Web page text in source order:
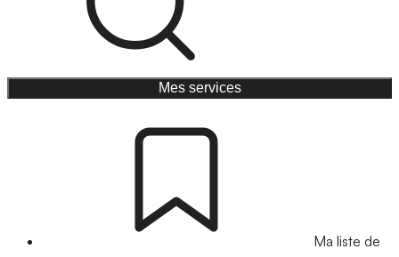
Mes services
Ma liste de